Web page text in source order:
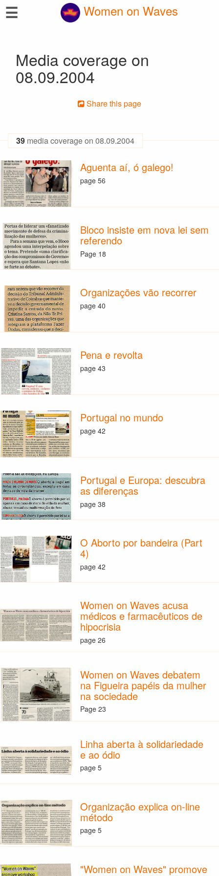
☰ Women on Waves
Media coverage on
08.09.2004
Share this page
39 media coverage on 08.09.2004
Aguenta aí, ó galego!
page 56
Bloco insiste em nova lei sem
referendo
Page 18
Organizações vão recorrer
page 40
Pena e revolta
page 43
Portugal no mundo
page 42
Portugal e Europa: descubra
as diferenças
page 38
O Aborto por bandeira (Part
4)
page 42
Women on Waves acusa
médicos e farmacêuticos de
hipocrisia
page 26
Women on Waves debatem
na Figueira papéis da mulher
na sociedade
Page 23
Linha aberta à solidariedade
e ao ódio
page 5
Organização explica on-line
método
page 5
"Women on Waves" promove